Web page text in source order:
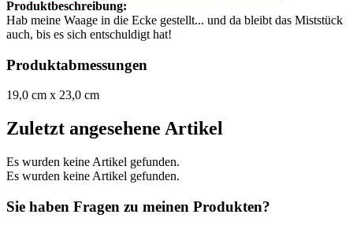
Produktbeschreibung:
Hab meine Waage in die Ecke gestellt... und da bleibt das Miststück
auch, bis es sich entschuldigt hat!
Produktabmessungen
19,0 cm x 23,0 cm
Zuletzt angesehene Artikel
Es wurden keine Artikel gefunden.
Es wurden keine Artikel gefunden.
Sie haben Fragen zu meinen Produkten?